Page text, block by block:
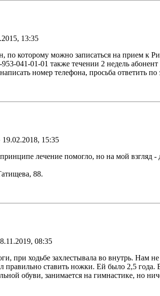
13:35
по которому можно записаться на прием к
041-01-01 также течении 2 недель абонент
номер телефона, просьба ответить по
19.02.2018, 15:35
лечение помогло, но на мой взгляд
88.
08:35
при ходьбе захлестывала во внутрь. Нам
правильно ставить ножки. Ей было 2,5
обуви, занимается на гимнастике, но